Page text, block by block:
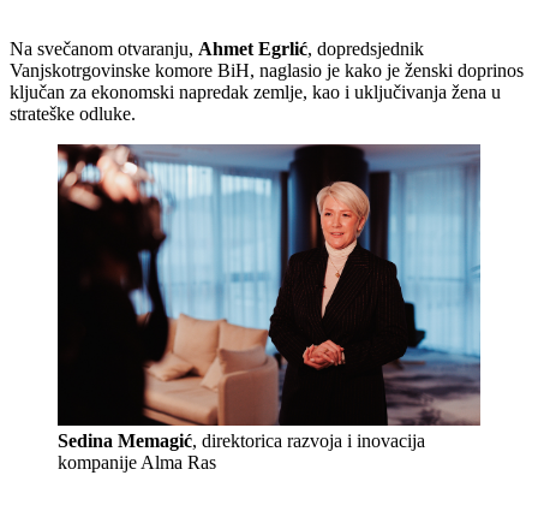
Na svečanom otvaranju, Ahmet Egrlić, dopredsjednik
Vanjskotrgovinske komore BiH, naglasio je kako je ženski doprinos
ključan za ekonomski napredak zemlje, kao i uključivanja žena u
strateške odluke.
Sedina Memagić, direktorica razvoja i inovacija
kompanije Alma Ras